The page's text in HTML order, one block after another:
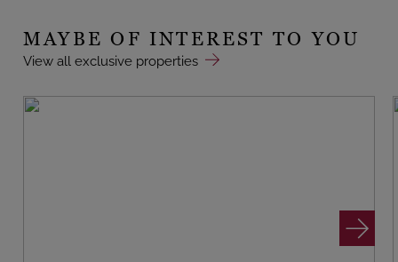
MAYBE OF INTEREST TO YOU
View all exclusive properties